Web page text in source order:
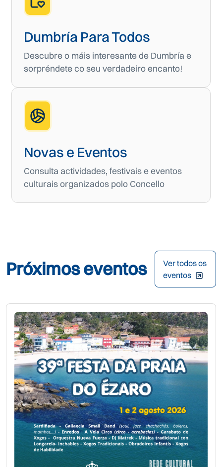
Dumbría Para Todos
Descubre o máis interesante de Dumbría e
sorpréndete co seu verdadeiro encanto!
Novas e Eventos
Consulta actividades, festivais e eventos
culturais organizados polo Concello
Próximos eventos
Ver todos os
eventos